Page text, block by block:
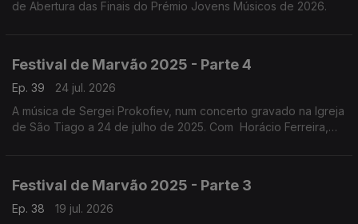
de Abertura das Finais do Prémio Jovens Músicos de 2026.
Festival de Marvão 2025 - Parte 4
Ep. 39
24 jul. 2026
A música de Sergei Prokofiev, num concerto gravado na Igreja
de São Tiago a 24 de julho de 2025. Com Horácio Ferreira,
Festival de Marvão 2025 - Parte 3
Ep. 38
19 jul. 2026